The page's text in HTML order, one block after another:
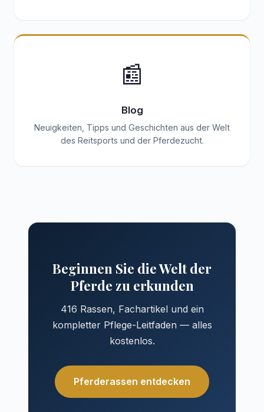
📰
Blog
Neuigkeiten, Tipps und Geschichten aus der Welt
des Reitsports und der Pferdezucht.
Beginnen Sie die Welt der
Pferde zu erkunden
416 Rassen, Fachartikel und ein
kompletter Pflege-Leitfaden — alles
kostenlos.
Pferderassen entdecken